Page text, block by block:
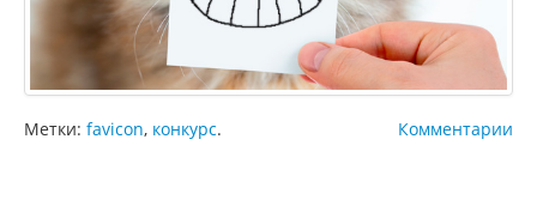
Комментарии
Метки: favicon, конкурс.